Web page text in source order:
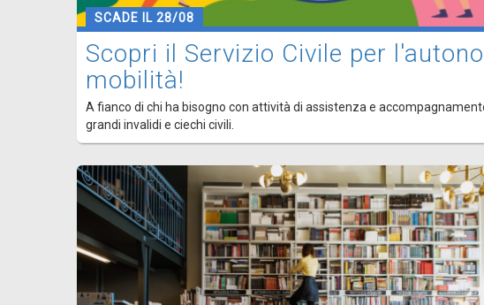
SCADE IL 28/08
Scopri il Servizio Civile per
mobilità!
A fianco di chi ha bisogno con attività di assistenza e
grandi invalidi e ciechi civili.